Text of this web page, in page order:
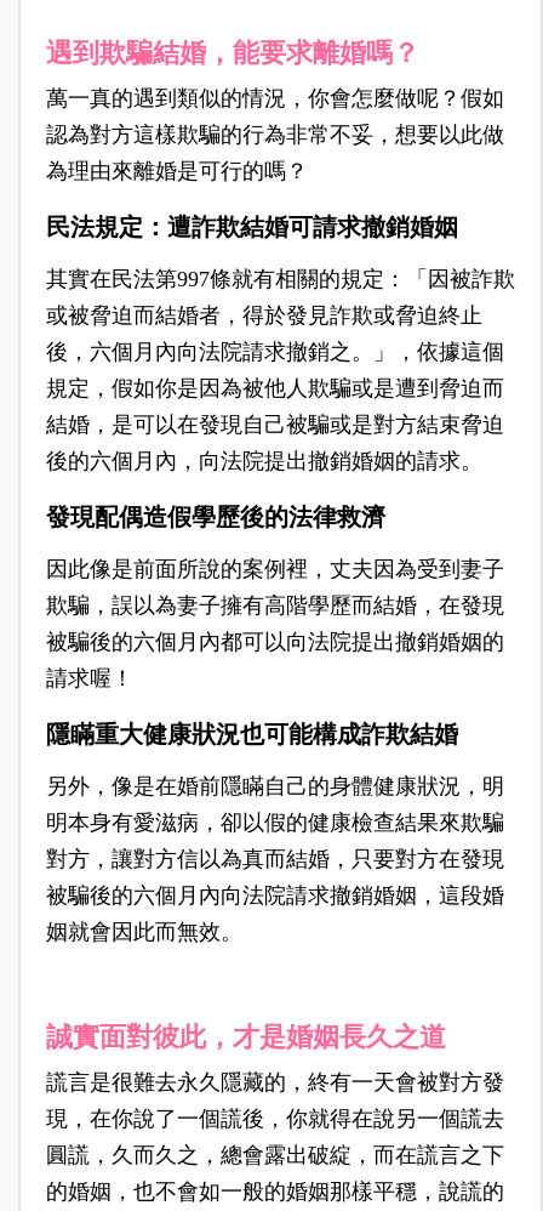
遇到欺騙結婚，能要求離婚嗎？
萬一真的遇到類似的情況，你會怎麼做呢？假如
認為對方這樣欺騙的行為非常不妥，想要以此做
為理由來離婚是可行的嗎？
民法規定：遭詐欺結婚可請求撤銷婚姻
其實在民法第997條就有相關的規定：「因被詐欺
或被脅迫而結婚者，得於發見詐欺或脅迫終止
後，六個月內向法院請求撤銷之。」，依據這個
規定，假如你是因為被他人欺騙或是遭到脅迫而
結婚，是可以在發現自己被騙或是對方結束脅迫
後的六個月內，向法院提出撤銷婚姻的請求。
發現配偶造假學歷後的法律救濟
因此像是前面所說的案例裡，丈夫因為受到妻子
欺騙，誤以為妻子擁有高階學歷而結婚，在發現
被騙後的六個月內都可以向法院提出撤銷婚姻的
請求喔！
隱瞞重大健康狀況也可能構成詐欺結婚
另外，像是在婚前隱瞞自己的身體健康狀況，明
明本身有愛滋病，卻以假的健康檢查結果來欺騙
對方，讓對方信以為真而結婚，只要對方在發現
被騙後的六個月內向法院請求撤銷婚姻，這段婚
姻就會因此而無效。
誠實面對彼此，才是婚姻長久之道
謊言是很難去永久隱藏的，終有一天會被對方發
現，在你說了一個謊後，你就得在說另一個謊去
圓謊，久而久之，總會露出破綻，而在謊言之下
的婚姻，也不會如一般的婚姻那樣平穩，說謊的